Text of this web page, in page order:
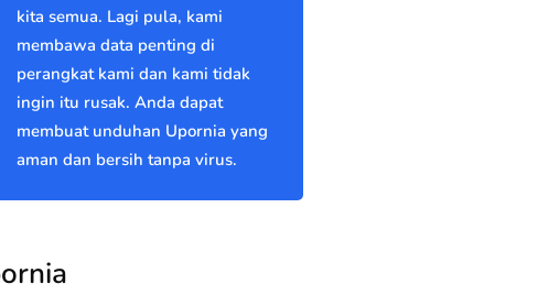
kita semua. Lagi pula, kami
membawa data penting di
perangkat kami dan kami tidak
ingin itu rusak. Anda dapat
membuat unduhan Upornia yang
aman dan bersih tanpa virus.